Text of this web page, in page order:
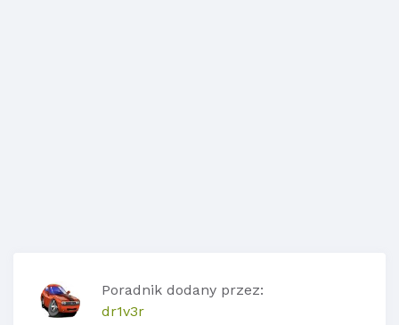
Poradnik dodany przez:
dr1v3r